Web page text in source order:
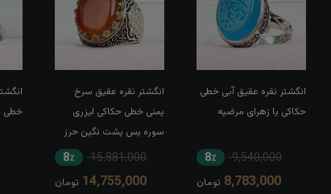
انگشتر نقره عقیق آبی خطی
حکاکی یا زهرای مرضیه
9,540,000 8٪
8,783,000 تومان
انگشتر نقره عقیق سرخ
یمنی خطی حکاکی لیزری
سوره یس پشت نگین حرز
کبیر امام جواد(ع) رکاب تاج
برنجی بغل طرح ضریح
15,881,000 8٪
14,755,000 تومان
خطی